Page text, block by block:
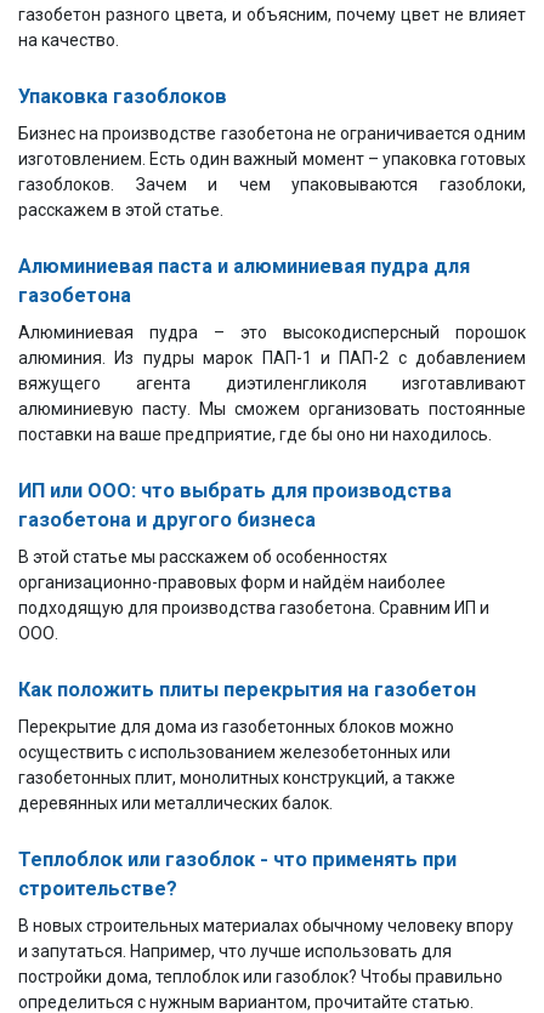
газобетон разного цвета, и объясним, почему цвет не влияет
на качество.
Упаковка газоблоков
Бизнес на производстве газобетона не ограничивается одним
изготовлением. Есть один важный момент – упаковка готовых
газоблоков. Зачем и чем упаковываются газоблоки,
расскажем в этой статье.
Алюминиевая паста и алюминиевая пудра для
газобетона
Алюминиевая пудра – это высокодисперсный порошок
алюминия. Из пудры марок ПАП-1 и ПАП-2 с добавлением
вяжущего агента диэтиленгликоля изготавливают
алюминиевую пасту. Мы сможем организовать постоянные
поставки на ваше предприятие, где бы оно ни находилось.
ИП или ООО: что выбрать для производства
газобетона и другого бизнеса
В этой статье мы расскажем об особенностях
организационно-правовых форм и найдём наиболее
подходящую для производства газобетона. Сравним ИП и
ООО.
Как положить плиты перекрытия на газобетон
Перекрытие для дома из газобетонных блоков можно
осуществить с использованием железобетонных или
газобетонных плит, монолитных конструкций, а также
деревянных или металлических балок.
Теплоблок или газоблок - что применять при
строительстве?
В новых строительных материалах обычному человеку впору
и запутаться. Например, что лучше использовать для
постройки дома, теплоблок или газоблок? Чтобы правильно
определиться с нужным вариантом, прочитайте статью.